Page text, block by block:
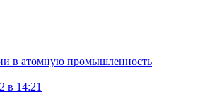
в атомную промышленность
в 14:21